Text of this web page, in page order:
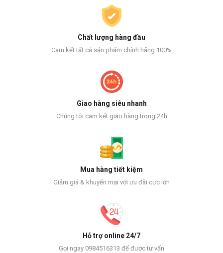
Chất lượng hàng đầu
Cam kết tất cả sản phẩm chính hãng 100%
Giao hàng siêu nhanh
Chúng tôi cam kết giao hàng trong 24h
Mua hàng tiết kiệm
Giảm giá & khuyến mại với ưu đãi cực lớn
Hỗ trợ online 24/7
Gọi ngay 0984516313 để được tư vấn